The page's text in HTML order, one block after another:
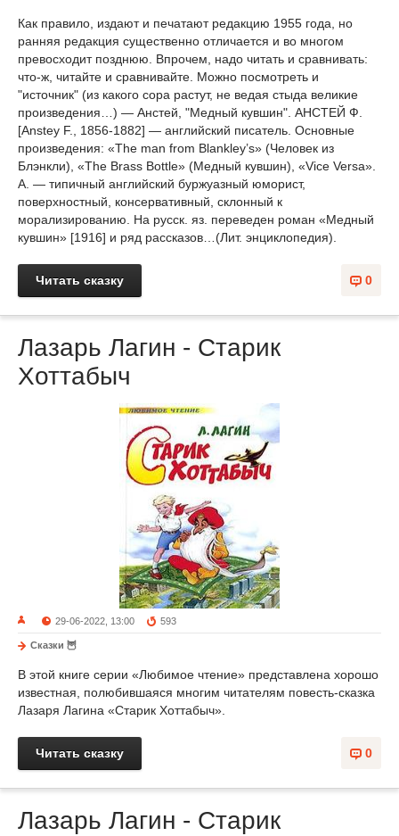
Как правило, издают и печатают редакцию 1955 года, но
ранняя редакция существенно отличается и во многом
превосходит позднюю. Впрочем, надо читать и сравнивать:
что-ж, читайте и сравнивайте. Можно посмотреть и
"источник" (из какого сора растут, не ведая стыда великие
произведения…) — Анстей, "Медный кувшин". АНСТЕЙ Ф.
[Anstey F., 1856-1882] — английский писатель. Основные
произведения: «The man from Blankley’s» (Человек из
Блэнкли), «The Brass Bottle» (Медный кувшин), «Vice Versa».
А. — типичный английский буржуазный юморист,
поверхностный, консервативный, склонный к
морализированию. На русск. яз. переведен роман «Медный
кувшин» [1916] и ряд рассказов…(Лит. энциклопедия).
0
Читать сказку
Лазарь Лагин - Старик
Хоттабыч
29-06-2022, 13:00 593
Сказки 🦉
В этой книге серии «Любимое чтение» представлена хорошо
известная, полюбившаяся многим читателям повесть-сказка
Лазаря Лагина «Старик Хоттабыч».
0
Читать сказку
Лазарь Лагин - Старик